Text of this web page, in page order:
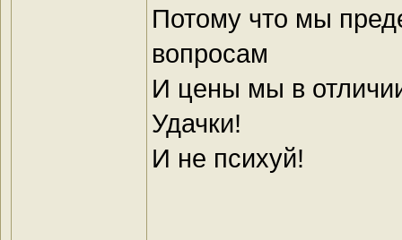
Потому что мы
вопросам
И цены мы в
Удачки!
И не психуй!